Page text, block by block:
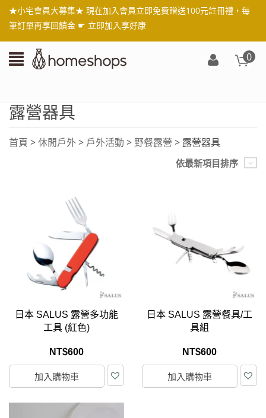
★小宅會員大募集★ 現在加入會員立即免費贈送100元註冊禮，每
筆訂單再享回饋金 ☛ 立即加入享好康
0
首頁 >休閒戶外> 戶外活動 > 野餐露營 > 露營器具
露營器具
依最新項目排序
日本 SALUS 露營多功能
工具 (紅色)
NT$600
加入購物車
日本 SALUS 露營餐具/工
具組
NT$600
加入購物車